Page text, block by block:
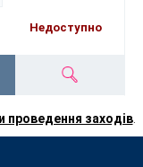
Недоступно
проведення заходів.